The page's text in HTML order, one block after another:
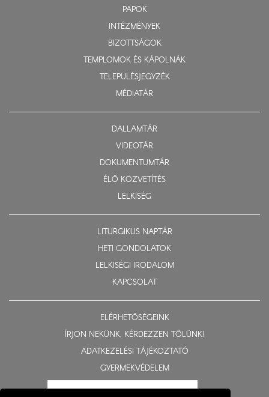
PAPOK
INTÉZMÉNYEK
BIZOTTSÁGOK
TEMPLOMOK ÉS KÁPOLNÁK
TELEPÜLÉSJEGYZÉK
MÉDIATÁR
DALLAMTÁR
VIDEOTÁR
DOKUMENTUMTÁR
ÉLŐ KÖZVETÍTÉS
LELKISÉG
LITURGIKUS NAPTÁR
HETI GONDOLATOK
LELKISÉGI IRODALOM
KAPCSOLAT
ELÉRHETŐSÉGEINK
ÍRJON NEKÜNK, KÉRDEZZEN TŐLÜNK!
ADATKEZELÉSI TÁJÉKOZTATÓ
GYERMEKVÉDELEM